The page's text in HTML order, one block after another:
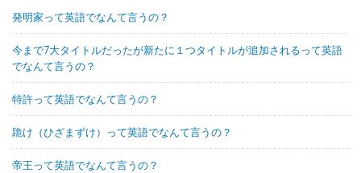
発明家って英語でなんて言うの？
今まで7大タイトルだったが新たに１つタイトルが追加されるって英語
でなんて言うの？
特許って英語でなんて言うの？
跪け（ひざまずけ）って英語でなんて言うの？
帝王って英語でなんて言うの？